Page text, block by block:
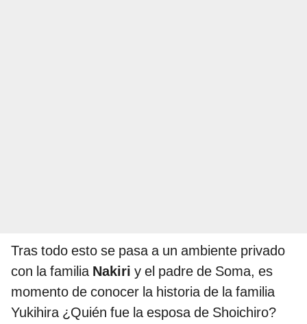
Tras todo esto se pasa a un ambiente privado
con la familia Nakiri y el padre de Soma, es
momento de conocer la historia de la familia
Yukihira ¿Quién fue la esposa de Shoichiro?